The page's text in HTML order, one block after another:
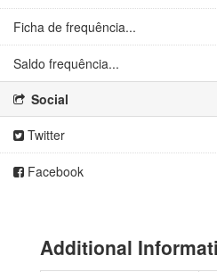
Ficha de frequência...
Saldo frequência...
Social
Twitter
Facebook
Additional